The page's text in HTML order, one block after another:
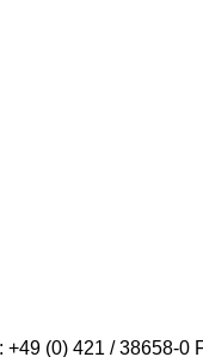
(0) 421 / 38658-0